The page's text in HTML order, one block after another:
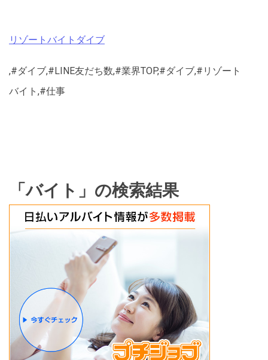
リゾートバイトダイブ
,#ダイブ,#LINE友だち数,#業界TOP,#ダイブ,#リゾート
バイト,#仕事
「バイト」の検索結果